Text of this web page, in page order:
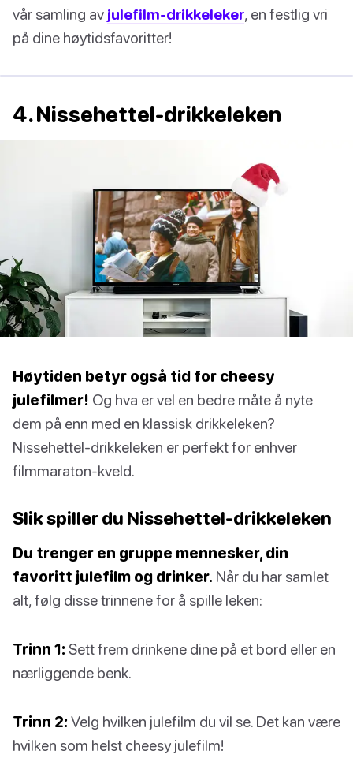
vår samling av julefilm-drikkeleker, en festlig vri
på dine høytidsfavoritter!
4. Nissehettel-drikkeleken
Høytiden betyr også tid for cheesy
julefilmer! Og hva er vel en bedre måte å nyte
dem på enn med en klassisk drikkeleken?
Nissehettel-drikkeleken er perfekt for enhver
filmmaraton-kveld.
Slik spiller du Nissehettel-drikkeleken
Du trenger en gruppe mennesker, din
favoritt julefilm og drinker. Når du har samlet
alt, følg disse trinnene for å spille leken:
Trinn 1: Sett frem drinkene dine på et bord eller en
nærliggende benk.
Trinn 2: Velg hvilken julefilm du vil se. Det kan være
hvilken som helst cheesy julefilm!